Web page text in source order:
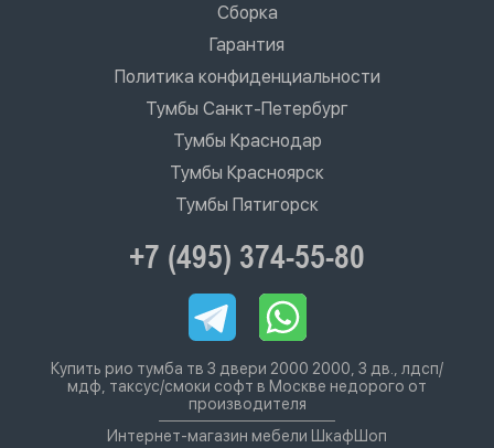
Сборка
Гарантия
Политика конфиденциальности
Тумбы Санкт-Петербург
Тумбы Краснодар
Тумбы Красноярск
Тумбы Пятигорск
+7 (495) 374-55-80
Купить рио тумба тв 3 двери 2000 2000, 3 дв., лдсп/
мдф, таксус/смоки софт в Москве недорого от
производителя
Интернет-магазин мебели ШкафШоп